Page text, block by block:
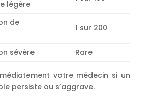
légère
de
1 sur 200
sévère Rare
votre médecin si un
persiste ou s’aggrave.